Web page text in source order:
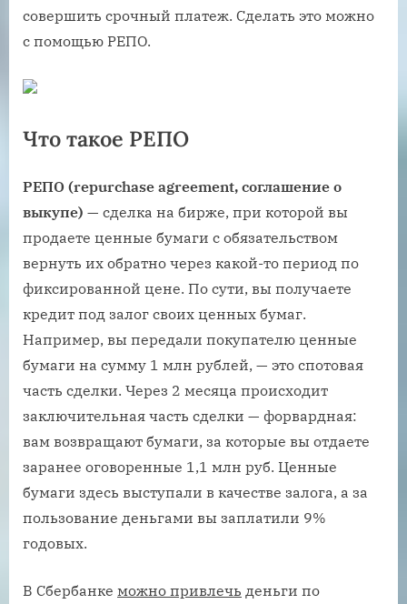
совершить срочный платеж. Сделать это можно
с помощью РЕПО.
Что такое РЕПО
РЕПО (repurchase agreement, соглашение о
выкупе) — сделка на бирже, при которой вы
продаете ценные бумаги с обязательством
вернуть их обратно через какой-то период по
фиксированной цене. По сути, вы получаете
кредит под залог своих ценных бумаг.
Например, вы передали покупателю ценные
бумаги на сумму 1 млн рублей, — это спотовая
часть сделки. Через 2 месяца происходит
заключительная часть сделки — форвардная:
вам возвращают бумаги, за которые вы отдаете
заранее оговоренные 1,1 млн руб. Ценные
бумаги здесь выступали в качестве залога, а за
пользование деньгами вы заплатили 9%
годовых.
В Сбербанке можно привлечь деньги по